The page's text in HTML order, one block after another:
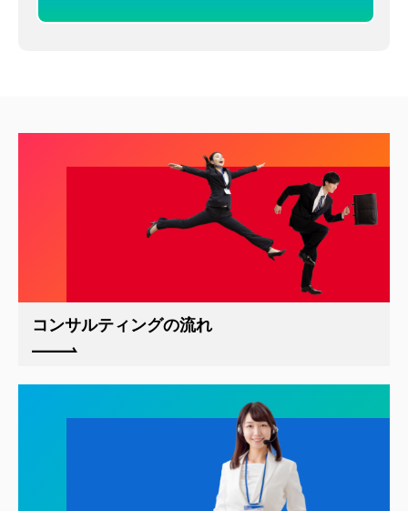
コンサルティングの流れ